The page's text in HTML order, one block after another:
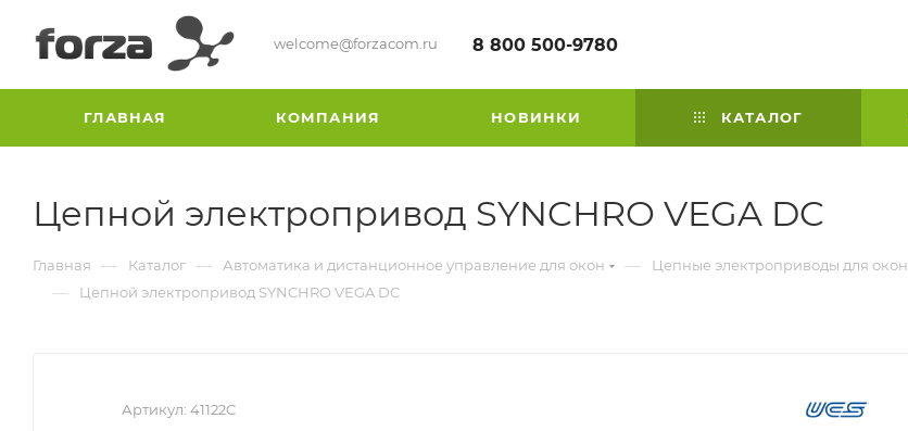
welcome@forzacom.ru 8 800 500-9780
ГЛАВНАЯ КОМПАНИЯ НОВИНКИ КАТАЛОГ
Цепной электропривод SYNCHRO VEGA DC
Главная — Каталог — Автоматика и дистанционное управление для окон — Цепные электроприводы для окон
— Цепной электропривод SYNCHRO VEGA DC
Артикул: 41122C